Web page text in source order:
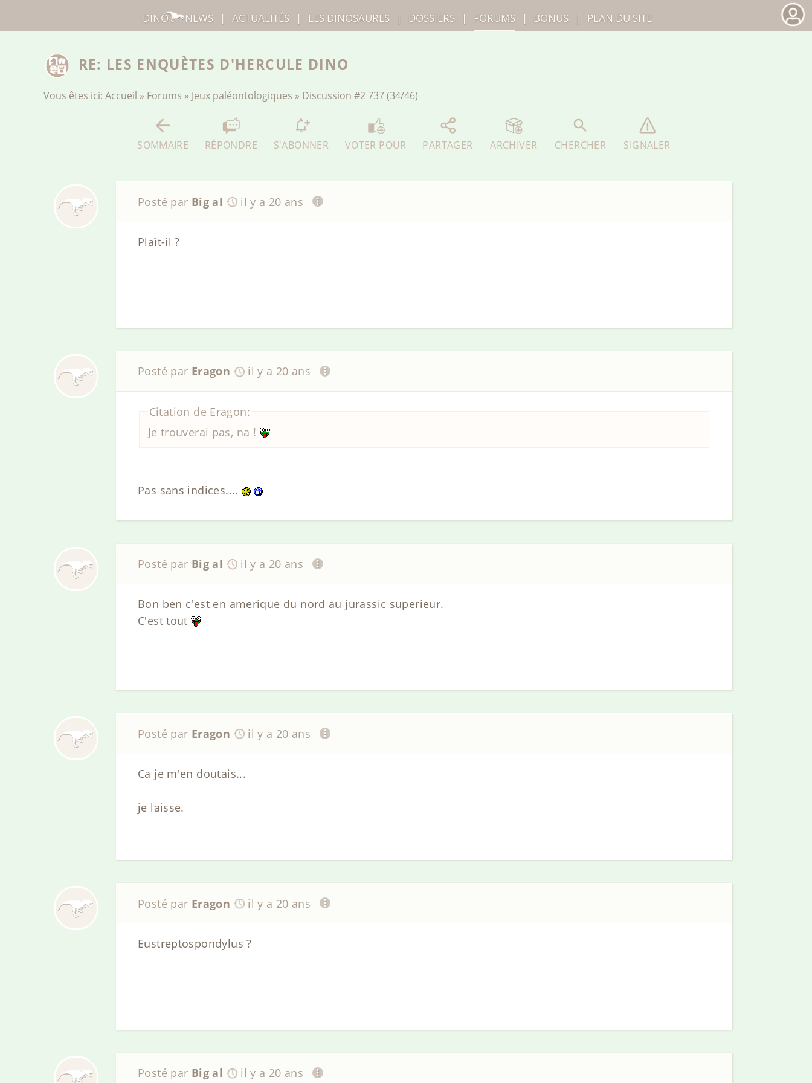
RE: LES ENQUÈTES D'HERCULE DINO
Vous êtes ici: Accueil » Forums » Jeux paléontologiques » Discussion #2 737 (34/46)
SOMMAIRE RÉPONDRE S'ABONNER VOTER POUR PARTAGER ARCHIVER CHERCHER SIGNALER
Posté par Big al il y a 20 ans
Plaît-il ?
Posté par Eragon il y a 20 ans
Citation de Eragon:
Je trouverai pas, na !
Pas sans indices....
Posté par Big al il y a 20 ans
Bon ben c'est en amerique du nord au jurassic superieur.
C'est tout
Posté par Eragon il y a 20 ans
Ca je m'en doutais...
je laisse.
Posté par Eragon il y a 20 ans
Eustreptospondylus ?
Posté par Big al il y a 20 ans
DINO NEWS | ACTUALITÉS | LES DINOSAURES | DOSSIERS | FORUMS | BONUS | PLAN DU SITE